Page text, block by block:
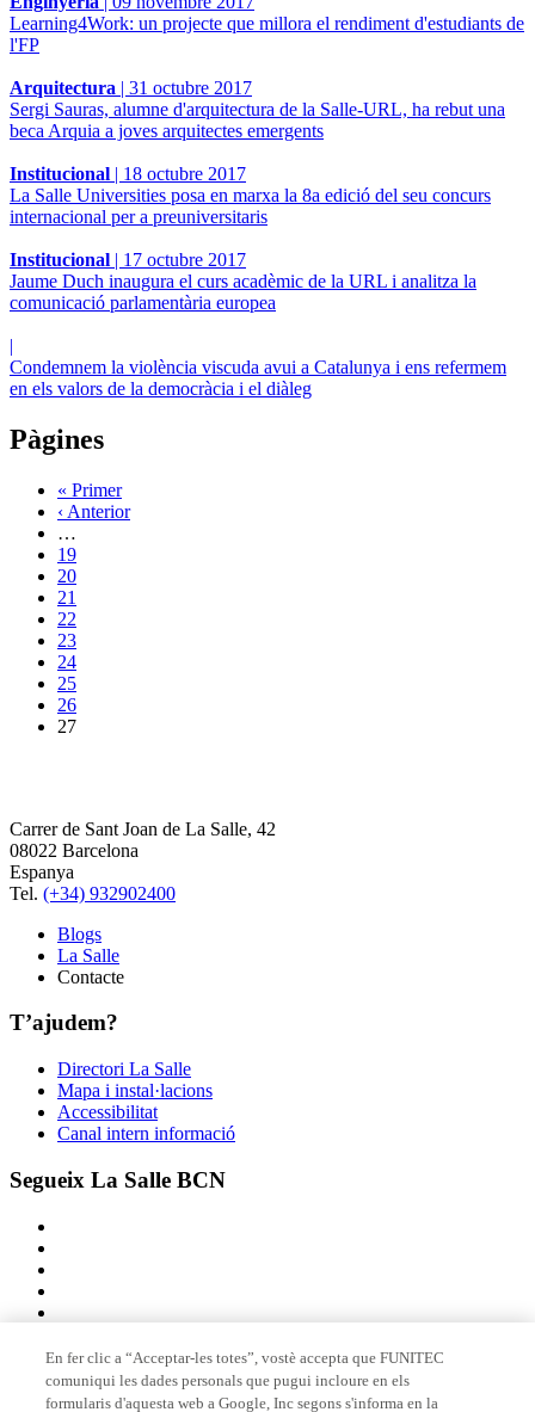
Learning4Work: un projecte que millora el rendiment d'estudiants de
l'FP
Arquitectura | 31 octubre 2017
Sergi Sauras, alumne d'arquitectura de la Salle-URL, ha rebut una
beca Arquia a joves arquitectes emergents
Institucional | 18 octubre 2017
La Salle Universities posa en marxa la 8a edició del seu concurs
internacional per a preuniversitaris
Institucional | 17 octubre 2017
Jaume Duch inaugura el curs acadèmic de la URL i analitza la
comunicació parlamentària europea
|
Condemnem la violència viscuda avui a Catalunya i ens refermem
en els valors de la democràcia i el diàleg
Pàgines
« Primer
‹ Anterior
…
19
20
21
22
23
24
25
26
27
Carrer de Sant Joan de La Salle, 42
08022 Barcelona
Espanya
Tel. (+34) 932902400
Blogs
La Salle
Contacte
T’ajudem?
Directori La Salle
Mapa i instal·lacions
Accessibilitat
Canal intern informació
Segueix La Salle BCN
Membre de
En fer clic a “Acceptar-les totes”, vostè accepta que FUNITEC
comuniqui les dades personals que pugui incloure en els
formularis d'aquesta web a Google, Inc segons s'informa en la